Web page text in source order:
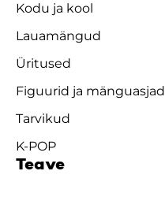
Kodu ja kool
Lauamängud
Üritused
Figuurid ja mänguasjad
Tarvikud
K-POP
Teave